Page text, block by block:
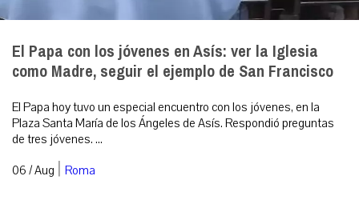
El Papa con los jóvenes en Asís: ver la Iglesia
como Madre, seguir el ejemplo de San Francisco
El Papa hoy tuvo un especial encuentro con los jóvenes, en la
Plaza Santa María de los Ángeles de Asís. Respondió preguntas
de tres jóvenes. ...
06 / Aug | Roma